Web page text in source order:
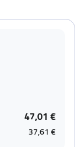
47,01 €
37,61 €